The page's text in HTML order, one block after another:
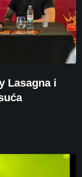
Lasagna i